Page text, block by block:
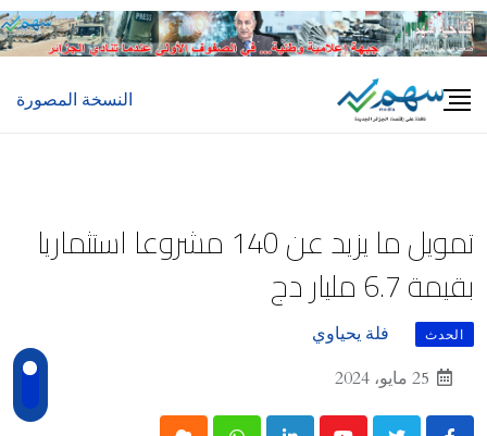
Skip
to
النسخة المصورة
تمويل ما يزيد عن 140 مشروعا استثماريا
بقيمة 6.7 مليار دج
الحدث
فلة يحياوي
25 مايو، 2024